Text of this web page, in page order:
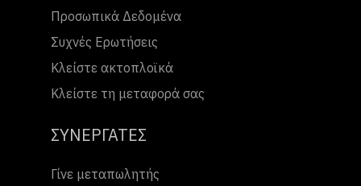
Προσωπικά Δεδομένα
Συχνές Ερωτήσεις
Κλείστε ακτοπλοϊκά
Κλείστε τη μεταφορά σας
ΣΥΝΕΡΓΑΤΕΣ
Γίνε μεταπωλητής